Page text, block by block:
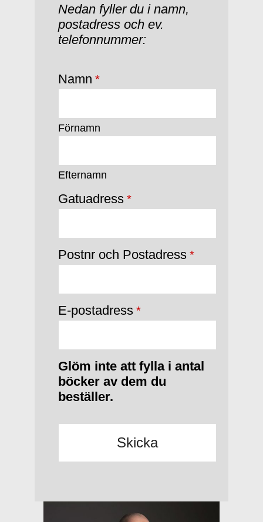
Nedan fyller du i namn,
postadress och ev.
telefonnummer:
Namn *
Förnamn
Efternamn
Gatuadress *
Postnr och Postadress *
E-postadress *
Glöm inte att fylla i antal
böcker av dem du
beställer.
Skicka